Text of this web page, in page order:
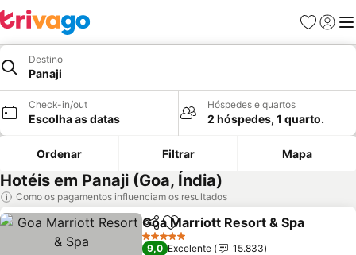
Favoritos
Iniciar
Destino
Panaji
Check-in/out
Escolha as datas
Hóspedes e quartos
2 hóspedes, 1 quarto.
Ordenar Filtrar Mapa
Hotéis em Panaji (Goa, Índia)
Como os pagamentos influenciam os resultados
PartilharAdicionar aos favoritos
Goa Marriott Resort & Spa
5 Estrelas
9,0 Excelente
15.833